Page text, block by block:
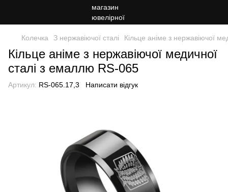
Колечка З нержавіючої сталі Кільце аніме з нержавіючої
Кільце аніме з нержавіючої медичної
сталі з емаллю RS-065
Артикул: RS-065.17,3 Написати відгук